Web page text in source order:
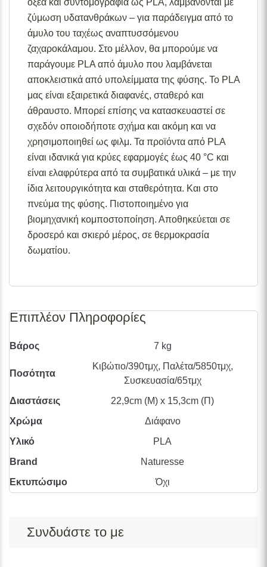
ζύμωση υδατανθράκων – για παράδειγμα από το
άμυλο του ταχέως αναπτυσσόμενου
ζαχαροκάλαμου. Στο μέλλον, θα μπορούμε να
παράγουμε PLA από άμυλο που λαμβάνεται
αποκλειστικά από υπολείμματα της φύσης. Το PLA
μας είναι εξαιρετικά διαφανές, σταθερό και
άθραυστο. Μπορεί επίσης να κατασκευαστεί σε
σχεδόν οποιοδήποτε σχήμα και ακόμη και να
χρησιμοποιηθεί ως φιλμ. Τα προϊόντα από PLA
είναι ιδανικά για κρύες εφαρμογές έως 40 °C και
είναι ελαφρύτερα από τα συμβατικά υλικά – με την
ίδια λειτουργικότητα και σταθερότητα. Και στο
πνεύμα της φύσης. Πιστοποιημένο για
βιομηχανική κομποστοποίηση. Αποθηκεύεται σε
δροσερό και σκιερό μέρος, σε θερμοκρασία
δωματίου.
Επιπλέον Πληροφορίες
Βάρος 7 kg
Ποσότητα
Κιβώτιο/390τμχ, Παλέτα/5850τμχ,
Συσκευασία/65τμχ
Διαστάσεις
22,9cm (Μ) x 15,3cm (Π)
Χρώμα
Διάφανο
Υλικό
PLA
Brand
Naturesse
Εκτυπώσιμο
Όχι
Συνδυάστε το με